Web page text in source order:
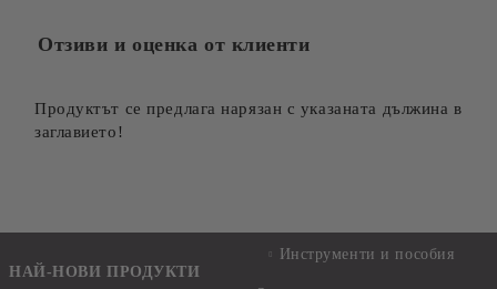
Отзиви и оценка от клиенти
Продуктът се предлага нарязан с указаната дължина в
заглавието!
НАЙ-НОВИ ПРОДУКТИ
Инструменти и пособия